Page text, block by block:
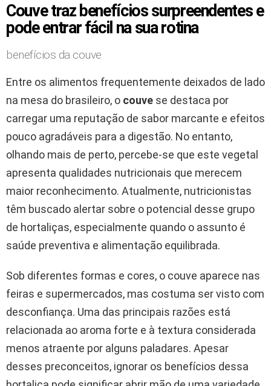
Couve traz benefícios surpreendentes e
pode entrar fácil na sua rotina
benefícios da couve
Entre os alimentos frequentemente deixados de lado
na mesa do brasileiro, o couve se destaca por
carregar uma reputação de sabor marcante e efeitos
pouco agradáveis para a digestão. No entanto,
olhando mais de perto, percebe-se que este vegetal
apresenta qualidades nutricionais que merecem
maior reconhecimento. Atualmente, nutricionistas
têm buscado alertar sobre o potencial desse grupo
de hortaliças, especialmente quando o assunto é
saúde preventiva e alimentação equilibrada.
Sob diferentes formas e cores, o couve aparece nas
feiras e supermercados, mas costuma ser visto com
desconfiança. Uma das principais razões está
relacionada ao aroma forte e à textura considerada
menos atraente por alguns paladares. Apesar
desses preconceitos, ignorar os benefícios dessa